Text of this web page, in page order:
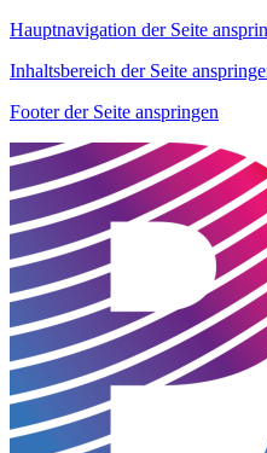
Hauptnavigation der Seite
Inhaltsbereich der Seite
Footer der Seite anspringen